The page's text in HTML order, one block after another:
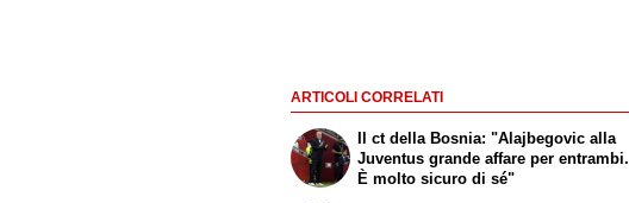
ARTICOLI CORRELATI
Il ct della Bosnia: "Alajbegovic alla
Juventus grande affare per entrambi.
È molto sicuro di sé"